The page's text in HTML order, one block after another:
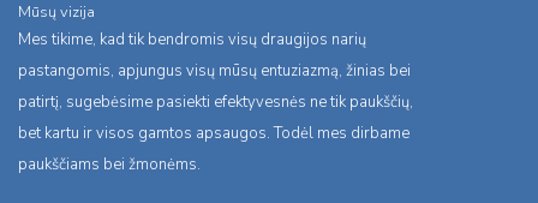
Mūsų vizija
Mes tikime, kad tik bendromis visų draugijos narių
pastangomis, apjungus visų mūsų entuziazmą, žinias bei
patirtį, sugebėsime pasiekti efektyvesnės ne tik paukščių,
bet kartu ir visos gamtos apsaugos. Todėl mes dirbame
paukščiams bei žmonėms.